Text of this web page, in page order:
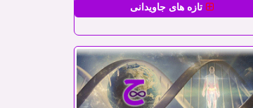
تازه های جاویدانی